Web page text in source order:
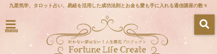
九星気学、タロット占い、易経を活用した成功法則とお金も愛も手に入れる通信講座の数々
menu